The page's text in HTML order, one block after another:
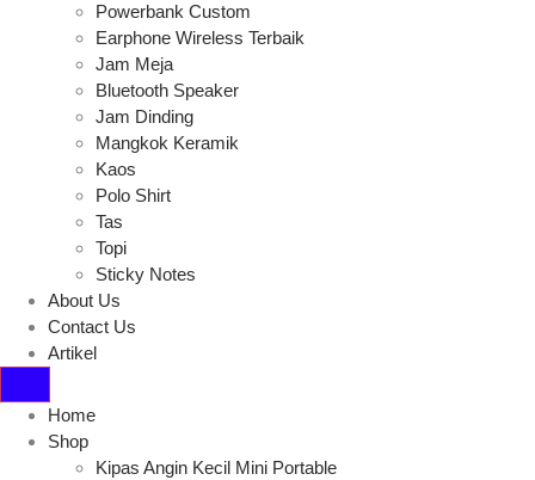
Powerbank Custom
Earphone Wireless Terbaik
Jam Meja
Bluetooth Speaker
Jam Dinding
Mangkok Keramik
Kaos
Polo Shirt
Tas
Topi
Sticky Notes
About Us
Contact Us
Artikel
Home
Shop
Kipas Angin Kecil Mini Portable